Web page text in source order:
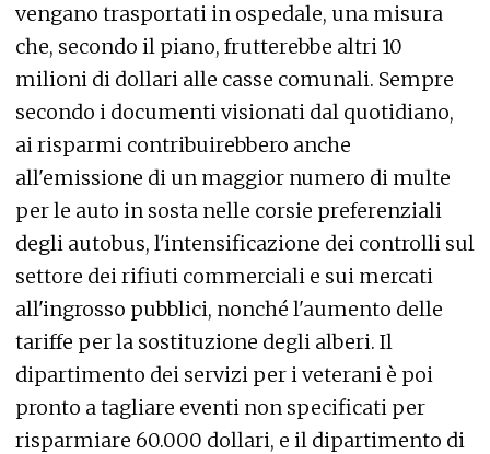
vengano trasportati in ospedale, una misura
che, secondo il piano, frutterebbe altri 10
milioni di dollari alle casse comunali. Sempre
secondo i documenti visionati dal quotidiano,
ai risparmi contribuirebbero anche
all'emissione di un maggior numero di multe
per le auto in sosta nelle corsie preferenziali
degli autobus, l'intensificazione dei controlli sul
settore dei rifiuti commerciali e sui mercati
all'ingrosso pubblici, nonché l'aumento delle
tariffe per la sostituzione degli alberi. Il
dipartimento dei servizi per i veterani è poi
pronto a tagliare eventi non specificati per
risparmiare 60.000 dollari, e il dipartimento di